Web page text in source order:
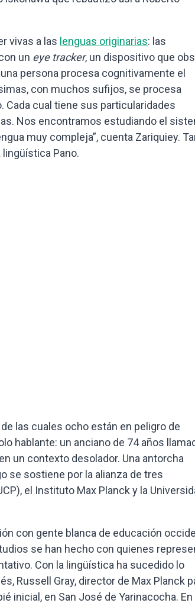
vivas a las lenguas originarias: las
un eye tracker, un dispositivo que
persona procesa cognitivamente el
con muchos sufijos, se procesa
Cada cual tiene sus particularidades
Nos encontramos estudiando el
muy compleja”, cuenta Zariquiey.
Pano.
las cuales ocho están en peligro de
hablante: un anciano de 74 años
un contexto desolador. Una antorcha
se sostiene por la alianza de tres
el Instituto Max Planck y la
con gente blanca de educación
se han hecho con quienes
Con la lingüística ha sucedido lo
Russell Gray, director de Max Planck
inicial, en San José de Yarinacocha. En